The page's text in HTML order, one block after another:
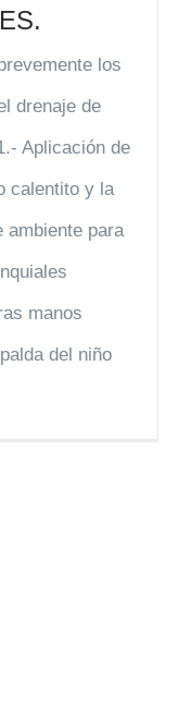
los
drenaje de
Aplicación de
calentito y la
ambiente para
manos
del niño